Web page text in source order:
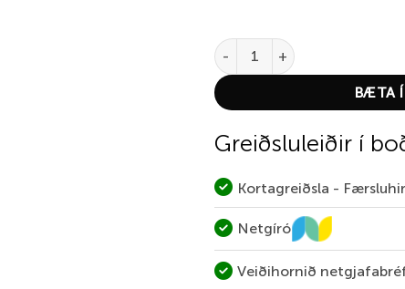
Alliant Reloader 7 quantity
BÆTA Í
Greiðsluleiðir í
Kortagreiðsla -
Netgíró
Veiðihornið